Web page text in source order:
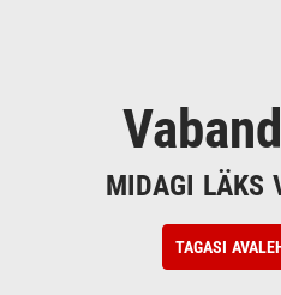
MIDAGI LÄKS
TAGASI